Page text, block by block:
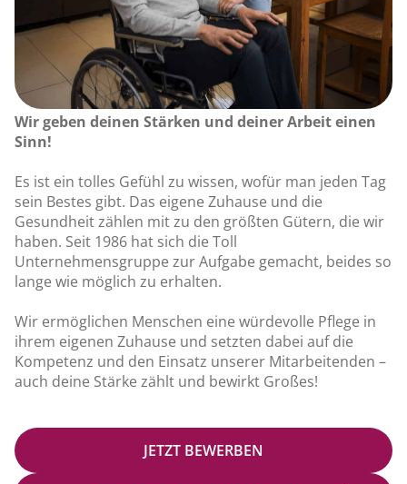
Wir geben deinen Stärken und deiner Arbeit einen
Sinn!
Es ist ein tolles Gefühl zu wissen, wofür man jeden Tag
sein Bestes gibt. Das eigene Zuhause und die
Gesundheit zählen mit zu den größten Gütern, die wir
haben. Seit 1986 hat sich die Toll
Unternehmensgruppe zur Aufgabe gemacht, beides so
lange wie möglich zu erhalten.
Wir ermöglichen Menschen eine würdevolle Pflege in
ihrem eigenen Zuhause und setzten dabei auf die
Kompetenz und den Einsatz unserer Mitarbeitenden –
auch deine Stärke zählt und bewirkt Großes!
JETZT BEWERBEN